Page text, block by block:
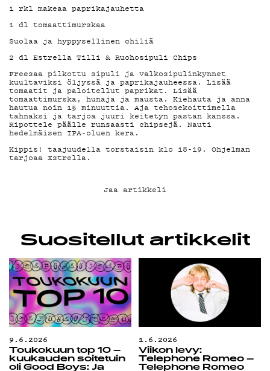
KIRJAUDU SISÄÄN
1 rkl makeaa paprikajauhetta
1 dl tomaattimurskaa
Suolaa ja hyppysellinen chiliä
2 dl Estrella Tilli & Ruohosipuli Chips
Freesaa pilkottu sipuli ja valkosipulinkynnet
kuultaviksi öljyssä ja paprikajauheessa. Lisää
tomaatit ja paloitellut paprikat. Lisää
tomaattimurska, hunaja ja mausta. Kiehauta ja anna
hautua noin 15 minuuttia. Aja tehosekoittimella
tahnaksi ja tarjoa juuri keitetyn pastan kanssa.
Ripottele päälle runsaasti chipsejä. Nauti
hedelmäisen IPA-oluen kera.
Kippis! taajuudella torstaisin klo 18-19. Ohjelman
tarjoaa Estrella.
Jaa artikkeli
Suositellut artikkelit
9.6.2026
Toukokuun top 10 –
kuukauden soitetuin
oli Good Boys: Ja
1.6.2026
Viikon levy:
Telephone Romeo –
Telephone Romeo